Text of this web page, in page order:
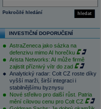
hledat
Pokročilé hledání
INVESTIČNÍ DOPORUČENÍ
AstraZeneca jako sázka na
defenzivu mimo AI horečku
Arista Networks: AI může firmě
zajistit příznivý vítr do zad
Analytický radar: Colt CZ roste díky
vyšší marži, širší integraci i
stabilnějšímu byznysu
Nové střelivo pro další růst. Patria
mění cílovou cenu pro Colt CZ